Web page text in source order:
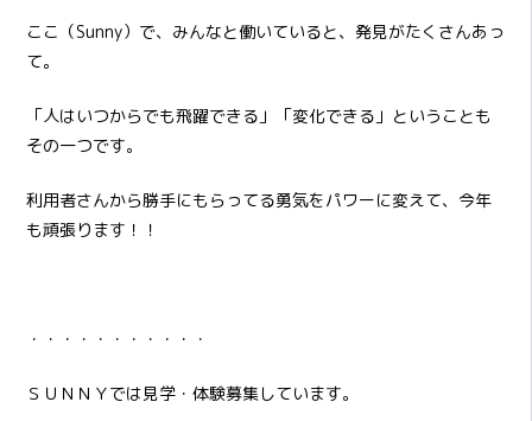
ここ（Sunny）で、みんなと働いていると、発見がたくさんあっ
て。
「人はいつからでも飛躍できる」「変化できる」ということも
その一つです。
利用者さんから勝手にもらってる勇気をパワーに変えて、今年
も頑張ります！！
・・・・・・・・・・・
ＳＵＮＮＹでは見学・体験募集しています。